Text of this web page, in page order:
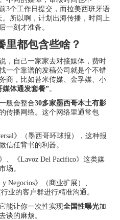
3个工作日提交，而拉美西班牙语
所以啊，计划出海传播，时间上
一刻才准备。
里都包含些啥？
，自己一家家去对接媒体，费时
一个靠谱的发稿公司就是个不错
商，比如苔米传媒、金孚媒、小
媒体通发套餐”。
般会整合30多家墨西哥本土有影
传播网络。这个网络里通常包
》（墨西哥环球报），这种报
信任背书的利器。
、《Lavoz Del Pacifico》这类媒
场。
Negocios》（商业扩展）、
业的客户群进行精准沟通。
能让你一次性实现全国性曝光加
谈的麻烦。